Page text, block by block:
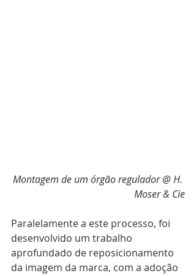
Montagem de um órgão regulador @ H.
Moser & Cie
Paralelamente a este processo, foi
desenvolvido um trabalho
aprofundado de reposicionamento
da imagem da marca, com a adoção